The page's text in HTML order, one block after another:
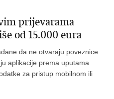
prijevarama
od 15.000 eura
da ne otvaraju poveznice
aplikacije prema uputama
za pristup mobilnom ili